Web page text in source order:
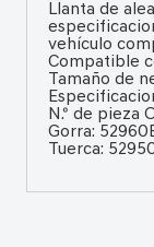
Llanta de
vehículo
Compatible
Tamaño de
N.º de pieza
Gorra:
Tuerca: